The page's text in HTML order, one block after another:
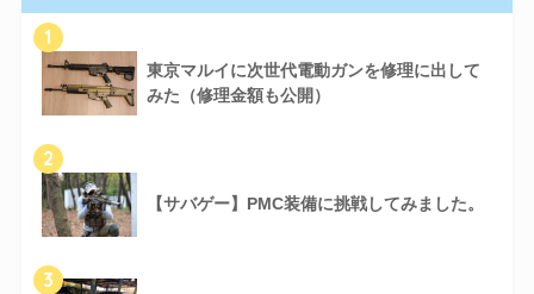
1
東京マルイに次世代電動ガンを修理に出して
みた（修理金額も公開）
2
【サバゲー】PMC装備に挑戦してみました。
3